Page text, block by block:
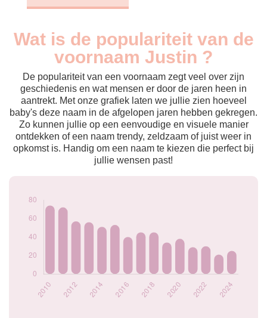
Wat is de populariteit van de
voornaam Justin ?
De populariteit van een voornaam zegt veel over zijn
geschiedenis en wat mensen er door de jaren heen in
aantrekt. Met onze grafiek laten we jullie zien hoeveel
baby's deze naam in de afgelopen jaren hebben gekregen.
Zo kunnen jullie op een eenvoudige en visuele manier
ontdekken of een naam trendy, zeldzaam of juist weer in
opkomst is. Handig om een naam te kiezen die perfect bij
jullie wensen past!
Popularité du
prénom Justin par
Année
Nouveaux-
nés
2010
74
2011
72
2012
57
2013
56
2014
51
2015
53
2016
40
38
2021
2022
2024